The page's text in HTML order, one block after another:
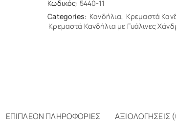
Κωδικός: 5440-11
Categories: Κανδήλια, Κρεμαστά
Κρεμαστά Κανδήλια με Γυάλινες
ΕΠΙΠΛΈΟΝ ΠΛΗΡΟΦΟΡΊΕΣ ΑΞΙΟΛΟΓΉΣΕΙΣ